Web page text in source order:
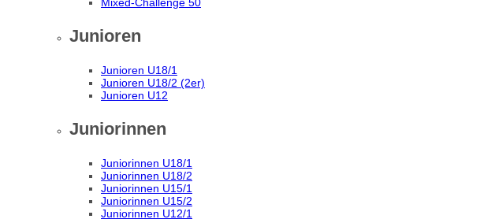
Junioren
Junioren U18/1
Junioren U18/2 (2er)
Junioren U12
Juniorinnen
Juniorinnen U18/1
Juniorinnen U18/2
Juniorinnen U15/1
Juniorinnen U15/2
Juniorinnen U12/1